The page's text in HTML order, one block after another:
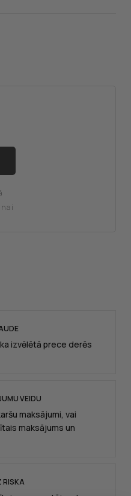
izvēlētā prece derēs
VEIDU
maksājumi, vai
maksājums un
RISKA